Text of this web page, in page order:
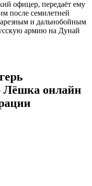
офицер, передаёт ему
после семилетней
и дальнобойным
армию на Дунай
Лёшка онлайн